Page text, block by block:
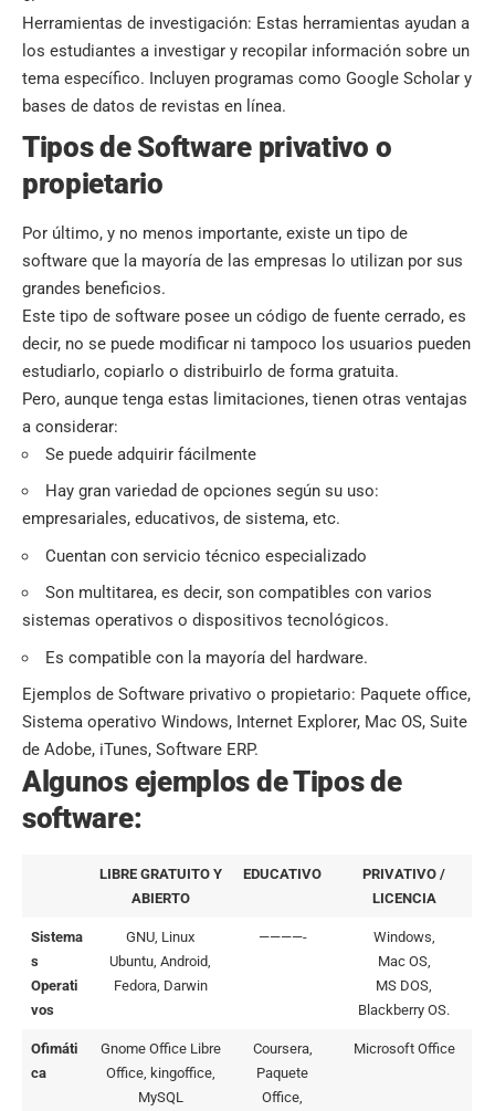
Herramientas de investigación: Estas herramientas ayudan a
los estudiantes a investigar y recopilar información sobre un
tema específico. Incluyen programas como Google Scholar y
bases de datos de revistas en línea.
Tipos de Software privativo o
propietario
Por último, y no menos importante, existe un tipo de
software que la mayoría de las empresas lo utilizan por sus
grandes beneficios.
Este tipo de software posee un código de fuente cerrado, es
decir, no se puede modificar ni tampoco los usuarios pueden
estudiarlo, copiarlo o distribuirlo de forma gratuita.
Pero, aunque tenga estas limitaciones, tienen otras ventajas
a considerar:
Se puede adquirir fácilmente
Hay gran variedad de opciones según su uso:
empresariales, educativos, de sistema, etc.
Cuentan con servicio técnico especializado
Son multitarea, es decir, son compatibles con varios
sistemas operativos o dispositivos tecnológicos.
Es compatible con la mayoría del hardware.
Ejemplos de Software privativo o propietario: Paquete office,
Sistema operativo Windows, Internet Explorer, Mac OS, Suite
de Adobe, iTunes, Software ERP.
Algunos ejemplos de Tipos de
software:
LIBRE GRATUITO Y
ABIERTO
EDUCATIVO
PRIVATIVO /
LICENCIA
Sistema
s
Operati
vos
GNU, Linux
Ubuntu, Android,
Fedora, Darwin
————-
Windows,
Mac OS,
MS DOS,
Blackberry OS.
Ofimáti
ca
Gnome Office Libre
Office, kingoffice,
MySQL
Coursera,
Paquete
Office,
Microsoft Office